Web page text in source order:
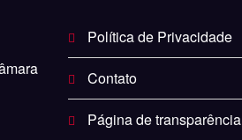
Política de Privacidade
Contato
Página de transparência